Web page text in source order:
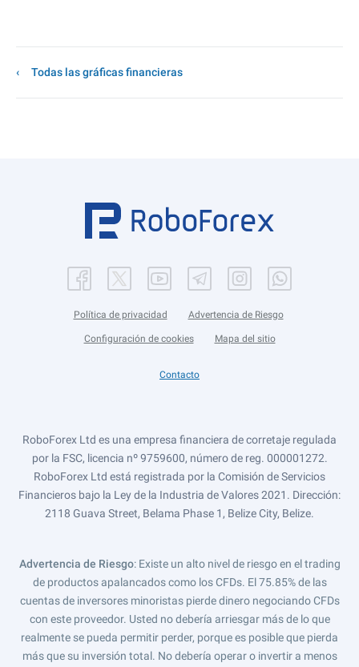
Todas las gráficas financieras
Política de privacidad Advertencia de Riesgo
Configuración de cookies Mapa del sitio
Contacto
RoboForex Ltd es una empresa financiera de corretaje regulada
por la FSC, licencia nº 9759600, número de reg. 000001272.
RoboForex Ltd está registrada por la Comisión de Servicios
Financieros bajo la Ley de la Industria de Valores 2021. Dirección:
2118 Guava Street, Belama Phase 1, Belize City, Belize.
Advertencia de Riesgo: Existe un alto nivel de riesgo en el trading
de productos apalancados como los CFDs. El 75.85% de las
cuentas de inversores minoristas pierde dinero negociando CFDs
con este proveedor. Usted no debería arriesgar más de lo que
realmente se pueda permitir perder, porque es posible que pierda
más que su inversión total. No debería operar o invertir a menos